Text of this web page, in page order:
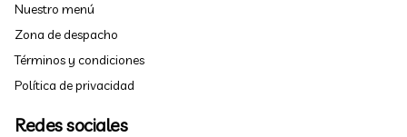
Nuestro menú
Zona de despacho
Términos y condiciones
Política de privacidad
Redes sociales